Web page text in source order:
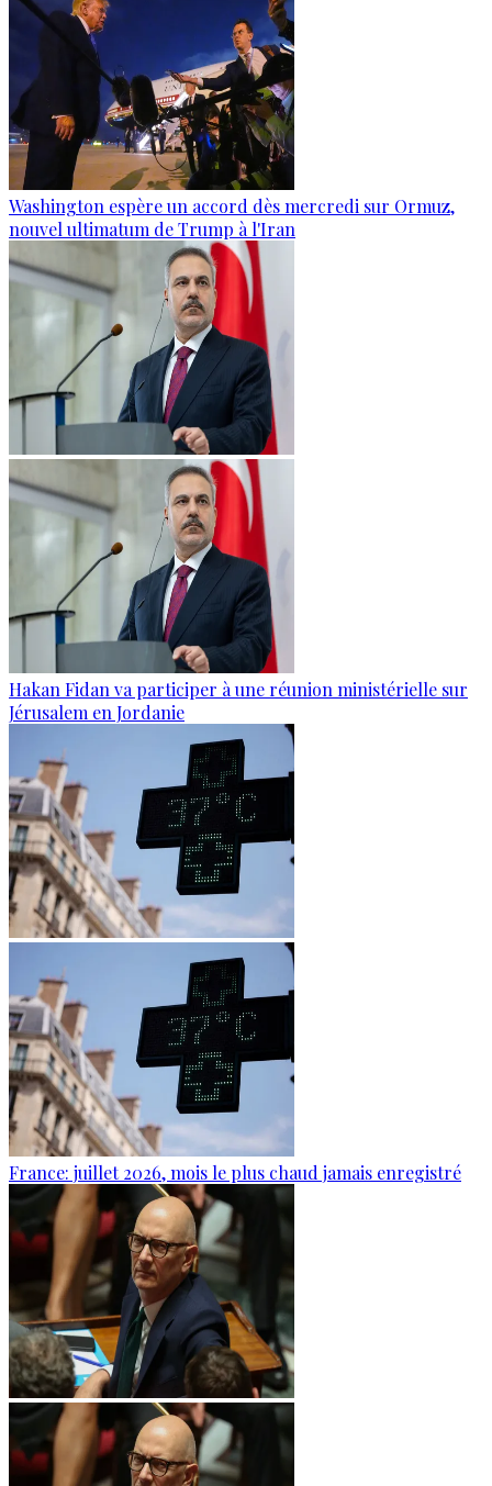
Washington espère un accord dès mercredi sur Ormuz,
nouvel ultimatum de Trump à l'Iran
Hakan Fidan va participer à une réunion ministérielle sur
Jérusalem en Jordanie
France: juillet 2026, mois le plus chaud jamais enregistré